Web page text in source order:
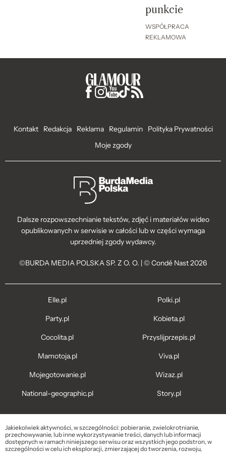
punkcie
WSPÓŁPRACA
REKLAMOWA
Kontakt Redakcja Reklama Regulamin
Polityka Prywatności
Moje zgody
Dalsze rozpowszechnianie tekstów, zdjęć i materiałów wideo
opublikowanych w serwisie w całości lub w części wymaga
uprzedniej zgody wydawcy.
©BURDA MEDIA POLSKA SP. Z O. O. | © Condé Nast 2026
Elle.pl
Party.pl
Cocolita.pl
Mamotoja.pl
Mojegotowanie.pl
National-geographic.pl
Polki.pl
Kobieta.pl
Przyslijprzepis.pl
Viva.pl
Wizaz.pl
Story.pl
Jakiekolwiek aktywności, w szczególności: pobieranie, zwielokrotnianie,
przechowywanie, lub inne wykorzystywanie treści, danych lub informacji
dostępnych w ramach niniejszego serwisu oraz wszystkich jego podstron, w
szczególności w celu ich eksploracji, zmierzającej do tworzenia, rozwoju,